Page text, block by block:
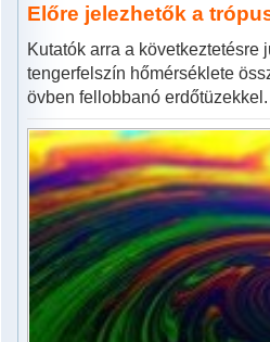
Előre jelezhetők a
Kutatók arra a következtetésre
tengerfelszín hőmérséklete
övben fellobbanó erdőtüzekkel.